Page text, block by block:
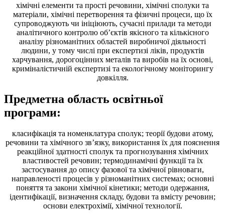
хімічні елементи та прості речовини, хімічні сполуки та
матеріали, хімічні перетворення та фізичні процеси, що їх
супроводжують чи ініціюють, сучасні прилади та методи
аналітичного контролю об’єктів якісного та кількісного
аналізу різноманітних областей виробничої діяльності
людини, у тому числі при експертизі ліків, продуктів
харчування, дорогоцінних металів та виробів на їх основі,
криміналістичній експертизі та екологічному моніторингу
довкілля.
Предметна область освітньої
програми:
класифікація та номенклатура сполук; теорії будови атому,
речовини та хімічного зв’язку, використання їх для пояснення
реакційної здатності сполук та прогнозування хімічних
властивостей речовин; термодинамічні функції та їх
застосування до опису фазової та хімічної рівноваги,
направленості процесів у різноманітних системах; основні
поняття та закони хімічної кінетики; методи одержання,
ідентифікації, визначення складу, будови та вмісту речовин;
основи електрохімії, хімічної технології.